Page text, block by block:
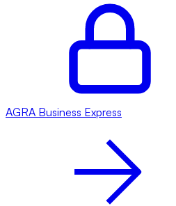
AGRA Business Express